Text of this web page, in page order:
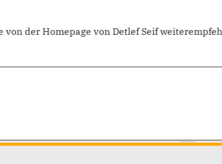
von der Homepage von Detlef Seif